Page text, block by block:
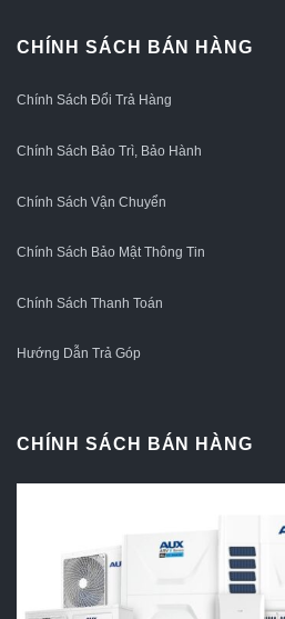
CHÍNH SÁCH BÁN HÀNG
Chính Sách Đổi Trả Hàng
Chính Sách Bảo Trì, Bảo Hành
Chính Sách Vận Chuyển
Chính Sách Bảo Mật Thông Tin
Chính Sách Thanh Toán
Hướng Dẫn Trả Góp
CHÍNH SÁCH BÁN HÀNG